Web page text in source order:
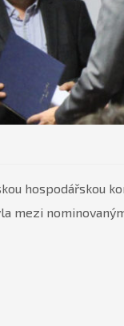
hospodářskou
mezi